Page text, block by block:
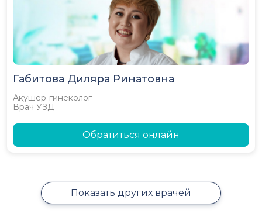
Габитова Диляра Ринатовна
Акушер-гинеколог
Врач УЗД
Обратиться онлайн
Показать других врачей